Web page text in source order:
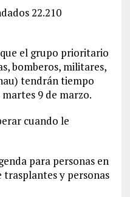
22.210
el grupo prioritario
bomberos, militares,
tendrán tiempo
9 de marzo.
cuando le
para personas en
trasplantes y personas